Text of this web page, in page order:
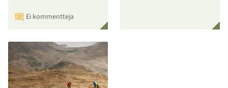
Ei kommentteja